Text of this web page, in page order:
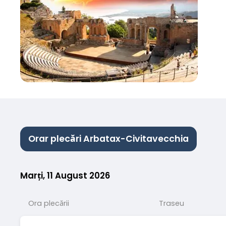
Orar plecări Arbatax-Civitavecchia
Marți, 11 August 2026
Ora plecării Traseu